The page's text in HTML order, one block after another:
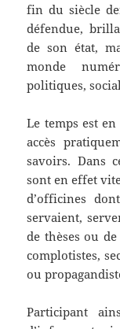
fin du siècle
défendue,
de son état,
monde
politiques,
Le temps est
accès
savoirs. Dans
sont en effet
d’officines
servaient,
de thèses ou
complotistes,
ou
Participant